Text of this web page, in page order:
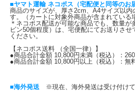
■ヤマト運輸 ネコポス（宅配便と同等のお
商品のサイズが、厚さ2cm、A4サイズ以内
す。（カートに対象外商品が含まれている
＊ネコポス配送が可能な商品でも、数量
ビン50個程度）は、宅便配にてお送りさ
ください。
【ネコポス送料 （全国一律）】
●商品合計金額 10,800円未満（税込）：
●商品合計金額 10,800円以上（税込）：無
■海外発送 ※現在、海外発送は受け付けて